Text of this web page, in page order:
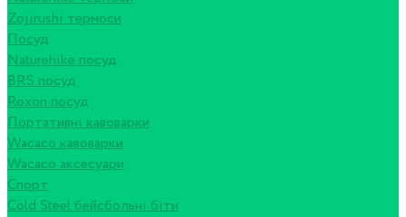
Zojirushi термоси
Посуд
Naturehike посуд
BRS посуд
Roxon посуд
Портативні кавоварки
Wacaco кавоварки
Wacaco аксесуари
Спорт
Cold Steel бейсбольні біти